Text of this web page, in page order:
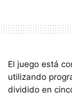
El juego está
utilizando
dividido en